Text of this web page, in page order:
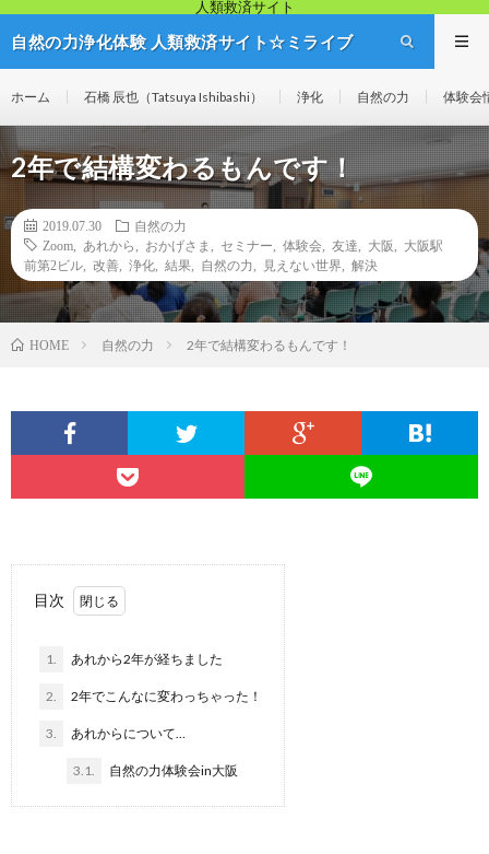
人類救済サイト
自然の力浄化体験 人類救済サイト☆ミライブ
ホーム 石橋 辰也（Tatsuya Ishibashi） 浄化 自然の力 体験会
2年で結構変わるもんです！
2019.07.30
自然の力
Zoom
あれから おかげさま セミナー 体験会 友達 大阪
大阪駅
前第2ビル
改善 浄化 結果 自然の力 見えない世界 解決
HOME 自然の力 2年で結構変わるもんです！
目次
1. あれから2年が経ちました
2. 2年でこんなに変わっちゃった！
3. あれからについて…
3.1. 自然の力体験会in大阪